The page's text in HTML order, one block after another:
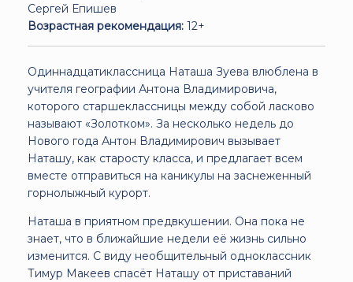
Сергей Епишев
Возрастная рекомендация: 12+
Одиннадцатиклассница Наташа Зуева влюблена в
учителя географии Антона Владимировича,
которого старшеклассницы между собой ласково
называют «Золотком». За несколько недель до
Нового года Антон Владимирович вызывает
Наташу, как старосту класса, и предлагает всем
вместе отправиться на каникулы на заснеженный
горнолыжный курорт.
Наташа в приятном предвкушении. Она пока не
знает, что в ближайшие недели её жизнь сильно
изменится. С виду необщительный одноклассник
Тимур Макеев спасёт Наташу от приставаний